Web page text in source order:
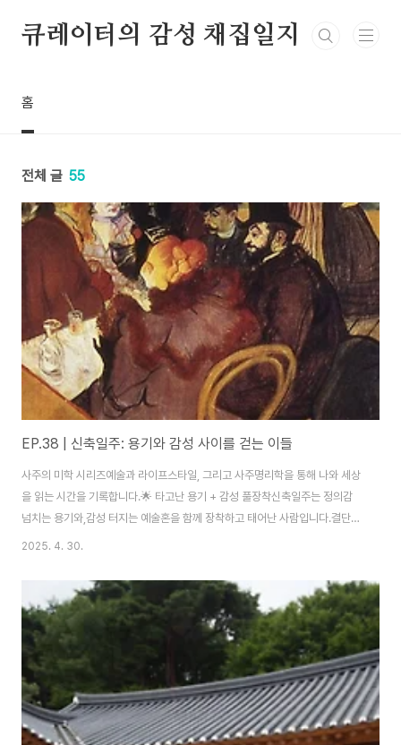
큐레이터의 감성 채집일지
홈
전체 글 55
EP.38 | 신축일주: 용기와 감성 사이를 걷는 이들
사주의 미학 시리즈예술과 라이프스타일, 그리고 사주명리학을 통해 나와 세상
을 읽는 시간을 기록합니다.🌟 타고난 용기 + 감성 풀장착신축일주는 정의감
넘치는 용기와,감성 터지는 예술혼을 함께 장착하고 태어난 사람입니다.결단력
하나는 칼같아서, 마음먹은 일은 웬만하면 끝까지 밀어붙입니다.물론, 가끔 너
재, 그리고 덜렁이두뇌는 빠르고 재주는 많지만, 덜렁거림은 또 세계급입니다.
주변 사람들의 "보호 본능"을 강제 소환하는 스타일!이 덕분에 살짝 손해 보는
일도 있지만, 의외로 인생에 큰 도움을 받는 경우도 많습니다.(그러니까, 덜렁
거리더라도 착하게 사는 건 필수.)⚡ 성실성 100점, 결과는 가끔 미스터리밤새
몰두할 정도로 성실한..
2025. 4. 30.